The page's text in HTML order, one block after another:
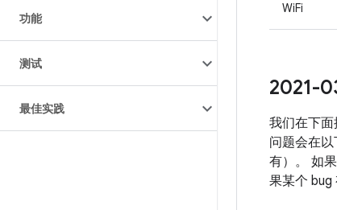
功能
测试
最佳实践
WiFi
2021-
我们在下
问题会在以
有）。 如
果某个 bug